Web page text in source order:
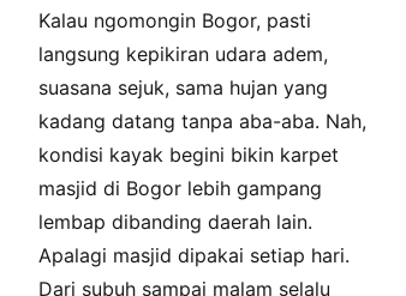
Kalau ngomongin Bogor, pasti
langsung kepikiran udara adem,
suasana sejuk, sama hujan yang
kadang datang tanpa aba-aba. Nah,
kondisi kayak begini bikin karpet
masjid di Bogor lebih gampang
lembap dibanding daerah lain.
Apalagi masjid dipakai setiap hari.
Dari subuh sampai malam selalu